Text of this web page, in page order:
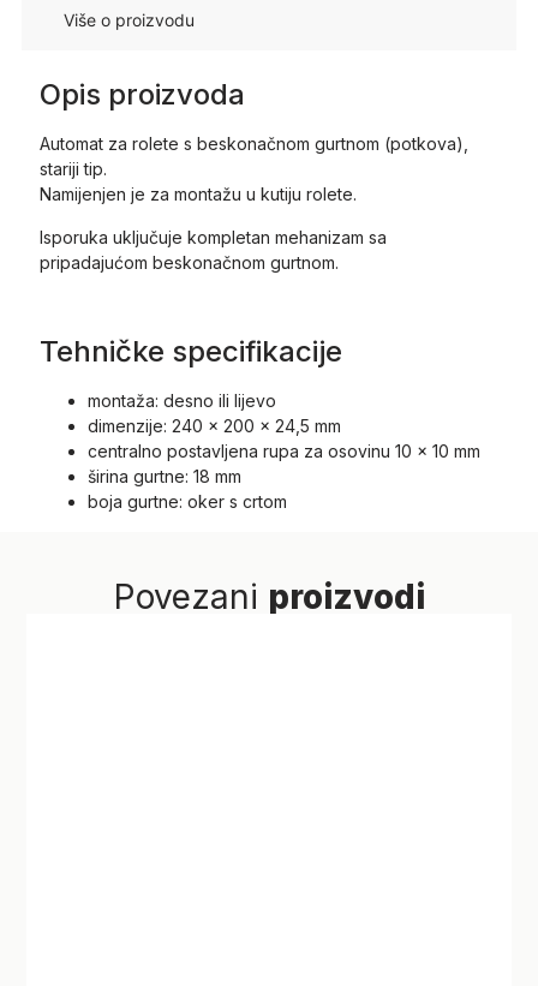
Više o proizvodu
Opis proizvoda
Automat za rolete s beskonačnom gurtnom (potkova),
stariji tip.
Namijenjen je za montažu u kutiju rolete.
Isporuka uključuje kompletan mehanizam sa
pripadajućom beskonačnom gurtnom.
Tehničke specifikacije
montaža: desno ili lijevo
dimenzije: 240 x 200 x 24,5 mm
centralno postavljena rupa za osovinu 10 x 10 mm
širina gurtne: 18 mm
boja gurtne: oker s crtom
Povezani proizvodi